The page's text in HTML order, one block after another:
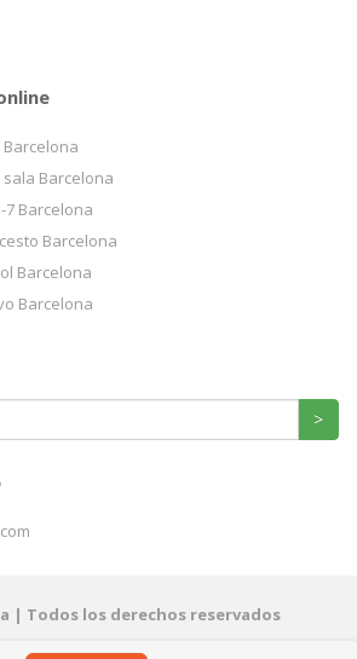
Barcelona
Barcelona
Barcelona
Barcelona
Barcelona
>
| Todos los derechos reservados